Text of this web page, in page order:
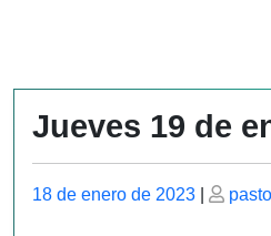
Jueves 19 de
Publicado
18 de enero de 2023